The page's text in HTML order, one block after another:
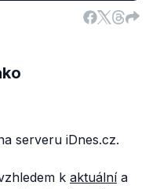
serveru iDnes.cz.
k aktuálnía